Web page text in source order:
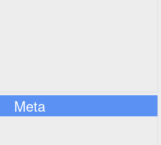
Meta